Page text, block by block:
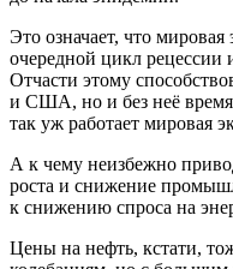
Это означает, что
очередной цикл рецессии
Отчасти этому
и США, но и без неё
так уж работает мировая
А к чему неизбежно
роста и снижение
к снижению спроса на
Цены на нефть, кстати,